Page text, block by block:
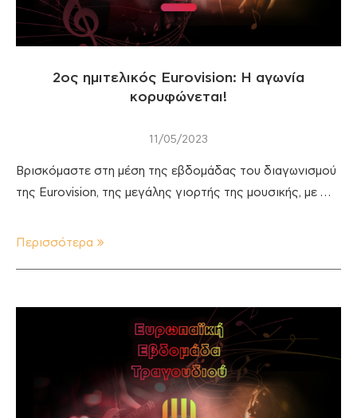
2oς ημιτελικός Eurovision: H αγωνία
κορυφώνεται!
11/05/2023
Βρισκόμαστε στη μέση της εβδομάδας του διαγωνισμού
της Eurovision, της μεγάλης γιορτής της μουσικής, με …
Περισσότερα